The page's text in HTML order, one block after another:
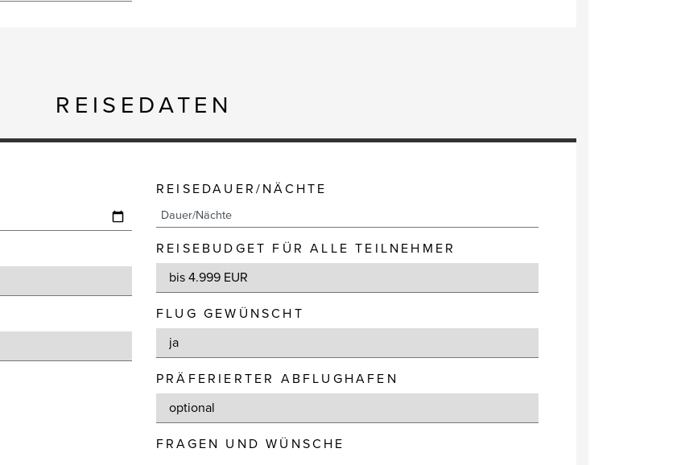
REISEDATEN
REISEDAUER/NÄCHTE
REISEBUDGET FÜR ALLE TEILNEHMER
FLUG GEWÜNSCHT
PRÄFERIERTER ABFLUGHAFEN
FRAGEN UND WÜNSCHE